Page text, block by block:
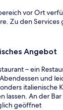
vor Ort
Zu den
Angebot
– ein
und
italienische
lassen. An der
geöffnet